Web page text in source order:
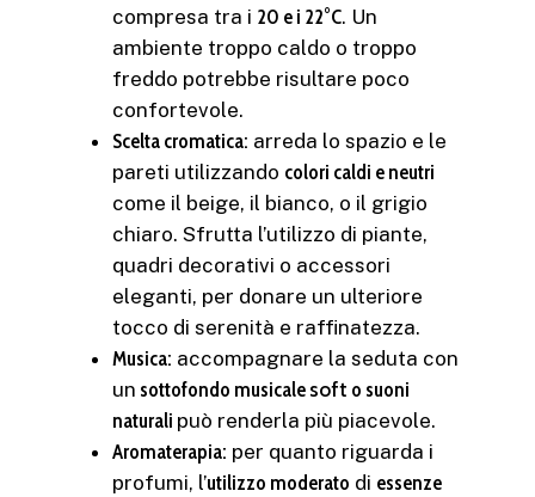
compresa tra i 20 e i 22°C. Un
ambiente troppo caldo o troppo
freddo potrebbe risultare poco
confortevole.
Scelta cromatica: arreda lo spazio e le
pareti utilizzando colori caldi e neutri
come il beige, il bianco, o il grigio
chiaro. Sfrutta l’utilizzo di piante,
quadri decorativi o accessori
eleganti, per donare un ulteriore
tocco di serenità e raffinatezza.
Musica: accompagnare la seduta con
un sottofondo musicale soft o suoni
naturali può renderla più piacevole.
Aromaterapia: per quanto riguarda i
profumi, l’utilizzo moderato di essenze